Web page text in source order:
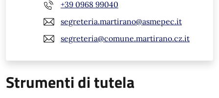
+39 0968 99040
segreteria.martirano@asmepec.it
segreteria@comune.martirano.cz.it
Strumenti di tutela